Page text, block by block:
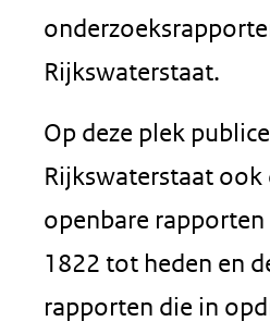
Rijkswaterstaat.
Op deze plek
Rijkswaterstaat ook
openbare
1822 tot heden en
rapporten die in